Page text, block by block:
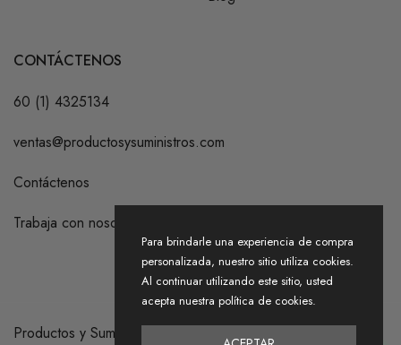
CONTÁCTENOS
60 (1) 4325134
ventas@productosysuministros.com
Contáctenos
Trabaja con nosotros
Productos y Suministros S.A.S. 2026
Para brindarle una experiencia de compra
personalizada, nuestro sitio utiliza cookies.
Al continuar utilizando este sitio, usted
acepta nuestra política de cookies.